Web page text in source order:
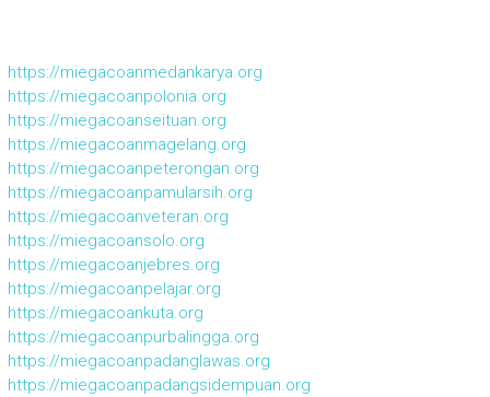
https://miegacoanmedankarya.org
https://miegacoanpolonia.org
https://miegacoanseituan.org
https://miegacoanmagelang.org
https://miegacoanpeterongan.org
https://miegacoanpamularsih.org
https://miegacoanveteran.org
https://miegacoansolo.org
https://miegacoanjebres.org
https://miegacoanpelajar.org
https://miegacoankuta.org
https://miegacoanpurbalingga.org
https://miegacoanpadanglawas.org
https://miegacoanpadangsidempuan.org